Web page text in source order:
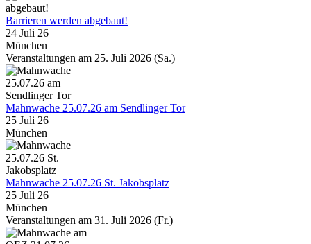
Barrieren werden abgebaut!
24 Juli 26
München
Veranstaltungen am 25. Juli 2026 (Sa.)
Mahnwache 25.07.26 am Sendlinger Tor
25 Juli 26
München
Mahnwache 25.07.26 St. Jakobsplatz
25 Juli 26
München
Veranstaltungen am 31. Juli 2026 (Fr.)